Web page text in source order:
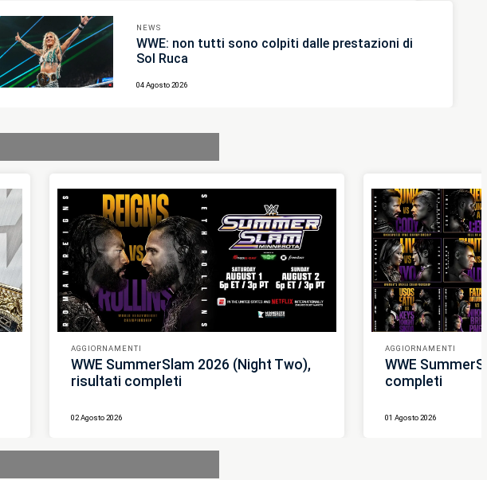
NEWS
WWE: non tutti sono colpiti dalle prestazioni di
Sol Ruca
04 Agosto 2026
AGGIORNAMENTI
WWE SummerSlam 2026 (Night Two),
risultati completi
02 Agosto 2026
AGGIORNAMENTI
WWE
completi
01 Agosto 2026